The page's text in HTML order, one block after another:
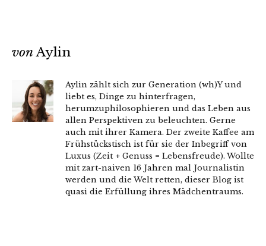
vonAylin
Aylin zählt sich zur Generation (wh)Y und
liebt es, Dinge zu hinterfragen,
herumzuphilosophieren und das Leben aus
allen Perspektiven zu beleuchten. Gerne
auch mit ihrer Kamera. Der zweite Kaffee am
Frühstückstisch ist für sie der Inbegriff von
Luxus (Zeit + Genuss = Lebensfreude). Wollte
mit zart-naiven 16 Jahren mal Journalistin
werden und die Welt retten, dieser Blog ist
quasi die Erfüllung ihres Mädchentraums.